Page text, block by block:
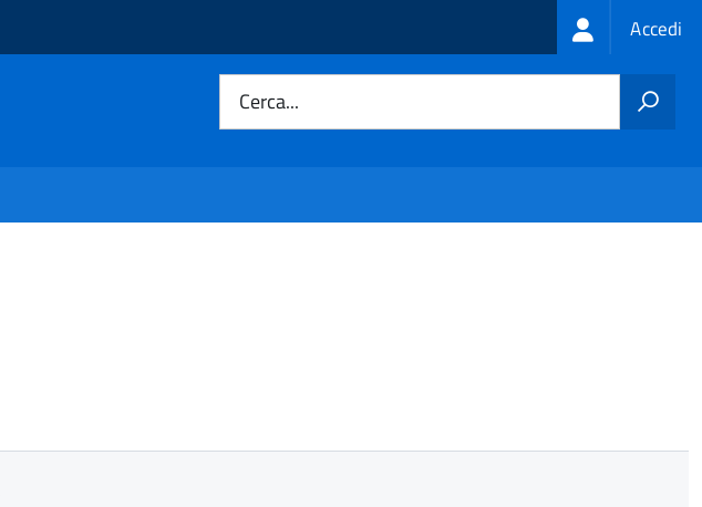
Login
menu
Accedi
Cerca...